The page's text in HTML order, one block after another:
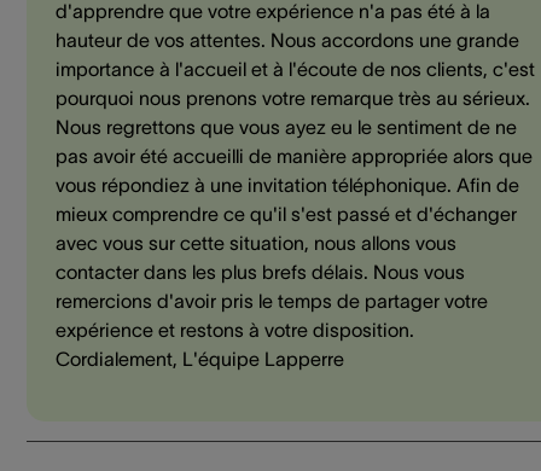
d'apprendre que votre expérience n'a pas été à la
hauteur de vos attentes. Nous accordons une grande
importance à l'accueil et à l'écoute de nos clients, c'est
pourquoi nous prenons votre remarque très au sérieux.
Nous regrettons que vous ayez eu le sentiment de ne
pas avoir été accueilli de manière appropriée alors que
vous répondiez à une invitation téléphonique. Afin de
mieux comprendre ce qu'il s'est passé et d'échanger
avec vous sur cette situation, nous allons vous
contacter dans les plus brefs délais. Nous vous
remercions d'avoir pris le temps de partager votre
expérience et restons à votre disposition.
Cordialement, L'équipe Lapperre